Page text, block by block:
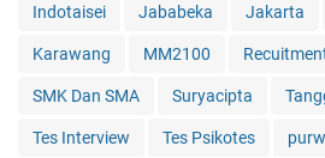
Indotaisei Jababeka Jakarta
Karawang MM2100
SMK Dan SMA Suryacipta
Tes Interview Tes Psikotes